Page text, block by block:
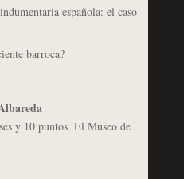
española: el caso
barroca?
y 10 puntos. El Museo de